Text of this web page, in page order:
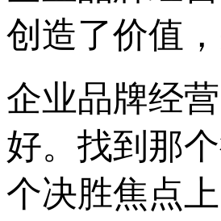
创造了价值
企业品牌经
好。找到那
个决胜焦点